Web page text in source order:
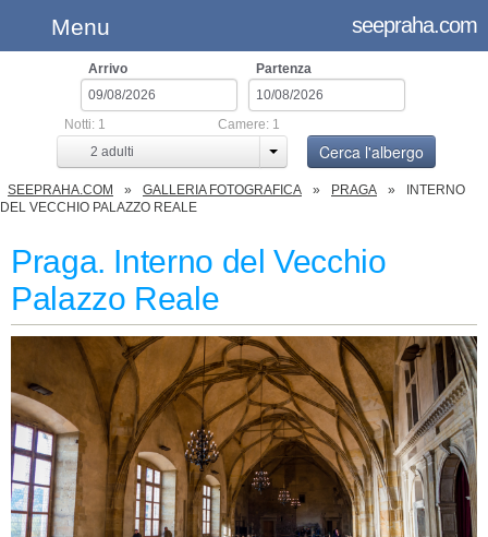
Menu seepraha.com
Arrivo Partenza
2 adulti
Notti: 1 Camere: 1
Cerca l'albergo
SEEPRAHA.COM GALLERIA FOTOGRAFICA PRAGA
INTERNO
DEL VECCHIO PALAZZO REALE
Praga. Interno del Vecchio
Palazzo Reale